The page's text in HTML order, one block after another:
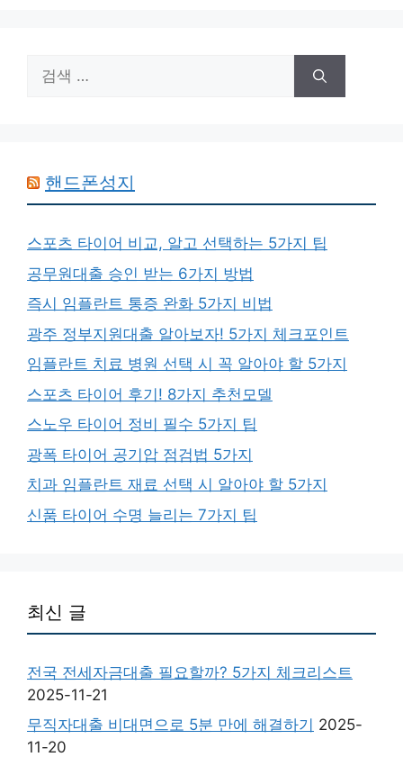
색:
핸드폰성지
스포츠 타이어 비교, 알고 선택하는 5가지 팁
공무원대출 승인 받는 6가지 방법
즉시 임플란트 통증 완화 5가지 비법
광주 정부지원대출 알아보자! 5가지 체크포인트
임플란트 치료 병원 선택 시 꼭 알아야 할 5가지
스포츠 타이어 후기! 8가지 추천모델
스노우 타이어 정비 필수 5가지 팁
광폭 타이어 공기압 점검법 5가지
치과 임플란트 재료 선택 시 알아야 할 5가지
신품 타이어 수명 늘리는 7가지 팁
최신 글
전국 전세자금대출 필요할까? 5가지 체크리스트
2025-11-21
무직자대출 비대면으로 5분 만에 해결하기 2025-
11-20